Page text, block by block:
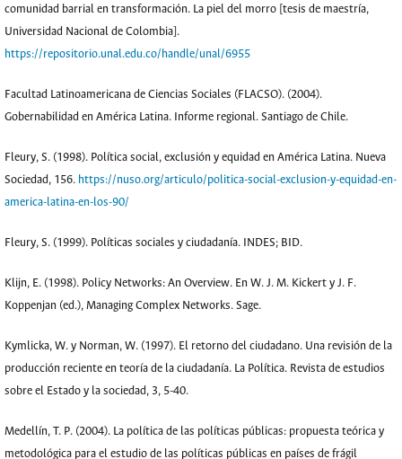
comunidad barrial en transformación. La piel del morro [tesis de maestría,
Universidad Nacional de Colombia].
https://repositorio.unal.edu.co/handle/unal/6955
Facultad Latinoamericana de Ciencias Sociales (FLACSO). (2004).
Gobernabilidad en América Latina. Informe regional. Santiago de Chile.
Fleury, S. (1998). Política social, exclusión y equidad en América Latina. Nueva
Sociedad, 156. https://nuso.org/articulo/politica-social-exclusion-y-equidad-en-
america-latina-en-los-90/
Fleury, S. (1999). Políticas sociales y ciudadanía. INDES; BID.
Klijn, E. (1998). Policy Networks: An Overview. En W. J. M. Kickert y J. F.
Koppenjan (ed.), Managing Complex Networks. Sage.
Kymlicka, W. y Norman, W. (1997). El retorno del ciudadano. Una revisión de la
producción reciente en teoría de la ciudadanía. La Política. Revista de estudios
sobre el Estado y la sociedad, 3, 5-40.
Medellín, T. P. (2004). La política de las políticas públicas: propuesta teórica y
metodológica para el estudio de las políticas públicas en países de frágil